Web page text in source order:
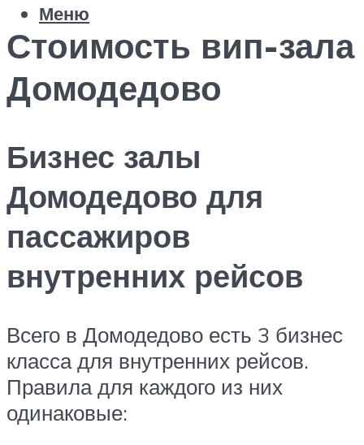
Меню
Стоимость вип-зала
Домодедово
Бизнес залы
Домодедово для
пассажиров
внутренних рейсов
Всего в Домодедово есть 3 бизнес
класса для внутренних рейсов.
Правила для каждого из них
одинаковые: